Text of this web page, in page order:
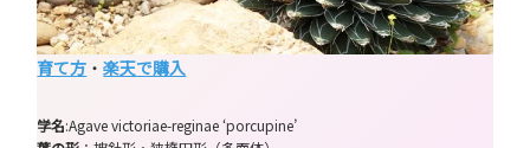
育て方 ・楽天で購入
学名:Agave victoriae-reginae ‘porcupine’